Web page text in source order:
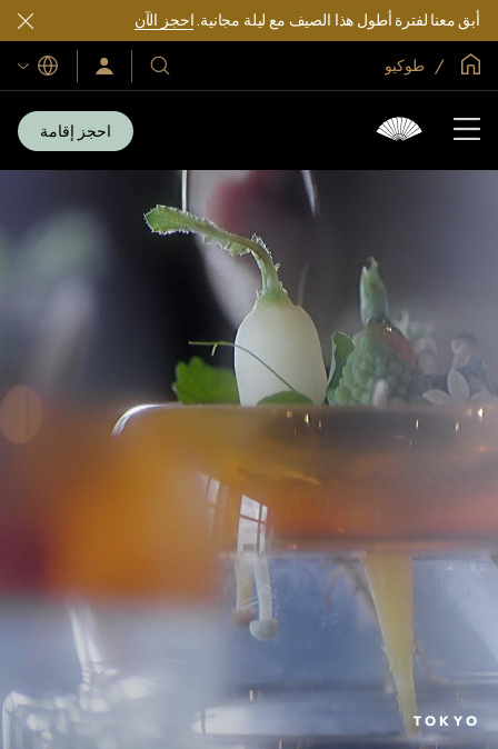
أبق معنا لفترة أطول هذا الصيف مع ليلة مجانية.احجز الآن
الصفحة الرئيسية العالمية
طوكيو
فنادقنا
ومنتجعاتنا
سجّل
الدخول/
اللغات
احجز إقامة
TOKYO